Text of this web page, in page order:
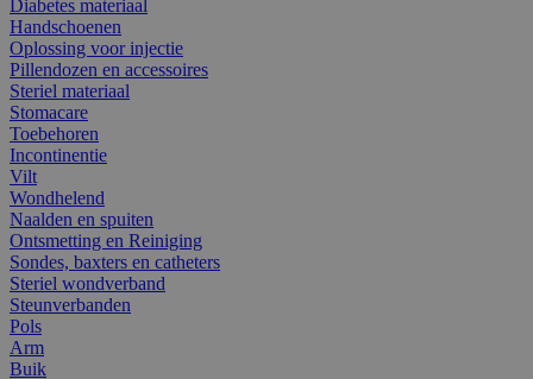
Diabetes materiaal
Handschoenen
Oplossing voor injectie
Pillendozen en accessoires
Steriel materiaal
Stomacare
Toebehoren
Incontinentie
Vilt
Wondhelend
Naalden en spuiten
Ontsmetting en Reiniging
Sondes, baxters en catheters
Steriel wondverband
Steunverbanden
Pols
Arm
Buik